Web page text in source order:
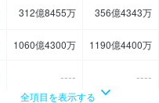
312億8455万 356億4343万
1060億4300万 1190億4400万
---- ----
全項目を表示する